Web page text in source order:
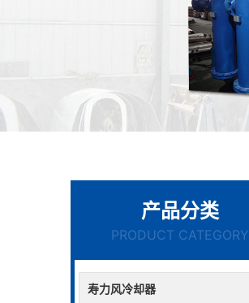
产品分类
PRODUCT CATEGORY
寿力风冷却器